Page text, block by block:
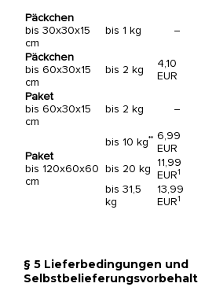
Päckchen
bis 30x30x15
cm
bis 1 kg –
Päckchen
bis 60x30x15
cm
bis 2 kg
4,10
EUR
Paket
bis 60x30x15
cm
bis 2 kg –
Paket
bis 120x60x60
cm
bis 10 kg** 6,99
EUR
bis 20 kg 11,99
EUR1
bis 31,5
kg
13,99
EUR1
§ 5 Lieferbedingungen und
Selbstbelieferungsvorbehalt